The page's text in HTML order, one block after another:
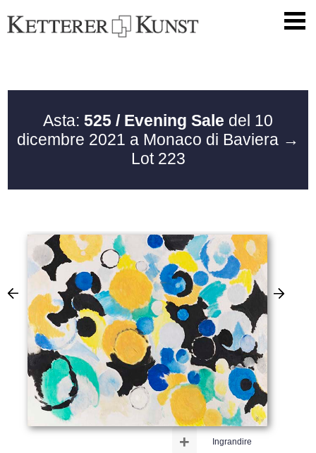
Asta: 525 / Evening Sale del 10
dicembre 2021 a Monaco di Baviera →
Lot 223
Ingrandire
+